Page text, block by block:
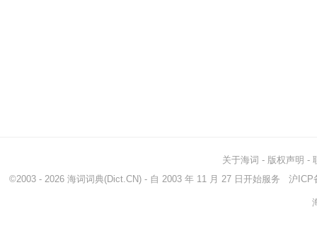
关于海词 - 版权声明 -
©2003 - 2026 海词词典(Dict.CN) - 自 2003 年 11 月 27 日开始服务 沪ICP